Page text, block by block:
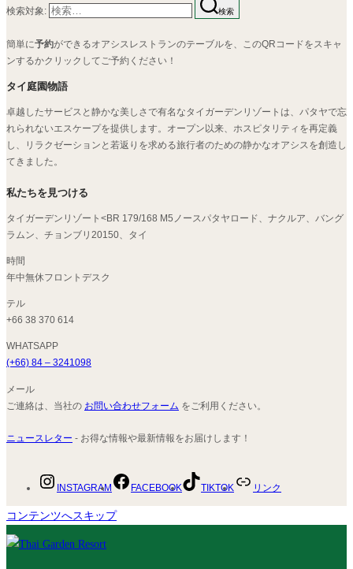
検索対象: 検索
簡単に予約ができるオアシスレストランのテーブルを、このQRコードをスキャ
ンするかクリックしてご予約ください！
タイ庭園物語
卓越したサービスと静かな美しさで有名なタイガーデンリゾートは、パタヤで忘
れられないエスケープを提供します。オープン以来、ホスピタリティを再定義
し、リラクゼーションと若返りを求める旅行者のための静かなオアシスを創造し
てきました。
私たちを見つける
タイガーデンリゾート<BR 179/168 M5ノースパタヤロード、ナクルア、バング
ラムン、チョンブリ20150、タイ
時間
年中無休フロントデスク
テル
+66 38 370 614
WHATSAPP
(+66) 84 – 3241098
メール
ご連絡は、当社の お問い合わせフォーム をご利用ください。
ニュースレター - お得な情報や最新情報をお届けします！
INSTAGRAM FACEBOOK TIKTOK リンク
コンテンツへスキップ